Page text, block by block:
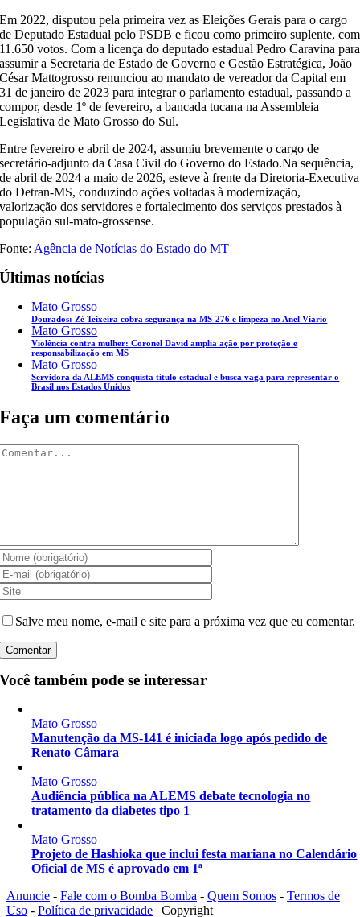
Em 2022, disputou pela primeira vez as Eleições Gerais para o cargo
de Deputado Estadual pelo PSDB e ficou como primeiro suplente, com
11.650 votos. Com a licença do deputado estadual Pedro Caravina para
assumir a Secretaria de Estado de Governo e Gestão Estratégica, João
César Mattogrosso renunciou ao mandato de vereador da Capital em
31 de janeiro de 2023 para integrar o parlamento estadual, passando a
compor, desde 1º de fevereiro, a bancada tucana na Assembleia
Legislativa de Mato Grosso do Sul.
Entre fevereiro e abril de 2024, assumiu brevemente o cargo de
secretário-adjunto da Casa Civil do Governo do Estado.Na sequência,
de abril de 2024 a maio de 2026, esteve à frente da Diretoria-Executiva
do Detran-MS, conduzindo ações voltadas à modernização,
valorização dos servidores e fortalecimento dos serviços prestados à
população sul-mato-grossense.
Fonte: Agência de Notícias do Estado do MT
Últimas notícias
Mato Grosso
Dourados: Zé Teixeira cobra segurança na MS-276 e limpeza no Anel Viário
Mato Grosso
Violência contra mulher: Coronel David amplia ação por proteção e
responsabilização em MS
Mato Grosso
Servidora da ALEMS conquista título estadual e busca vaga para representar o
Brasil nos Estados Unidos
Faça um comentário
Salve meu nome, e-mail e site para a próxima vez que eu comentar.
Você também pode se interessar
Mato Grosso
Manutenção da MS-141 é iniciada logo após pedido de
Renato Câmara
Mato Grosso
Audiência pública na ALEMS debate tecnologia no
tratamento da diabetes tipo 1
Mato Grosso
Projeto de Hashioka que inclui festa mariana no Calendário
Oficial de MS é aprovado em 1ª
Anuncie - Fale com o Bomba Bomba - Quem Somos - Termos de
Uso - Política de privacidade | Copyright